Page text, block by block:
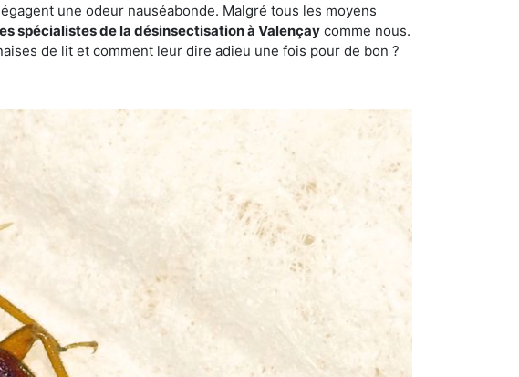
une odeur nauséabonde. Malgré tous les moyens
spécialistes de la désinsectisation à Valençay comme nous.
de lit et comment leur dire adieu une fois pour de bon ?